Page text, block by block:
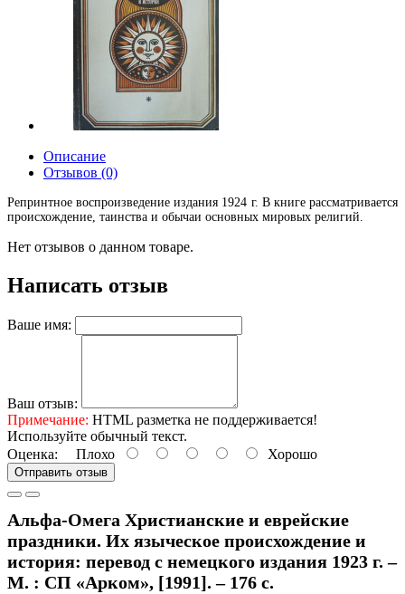
Описание
Отзывов (0)
Репринтное воспроизведение издания 1924 г. В книге рассматривается
происхождение, таинства и обычаи основных мировых религий.
Нет отзывов о данном товаре.
Написать отзыв
Ваше имя:
Ваш отзыв:
Примечание: HTML разметка не поддерживается!
Используйте обычный текст.
Оценка: Плохо Хорошо
Отправить отзыв
Альфа-Омега Христианские и еврейские
праздники. Их языческое происхождение и
история: перевод с немецкого издания 1923 г. –
М. : СП «Арком», [1991]. – 176 с.